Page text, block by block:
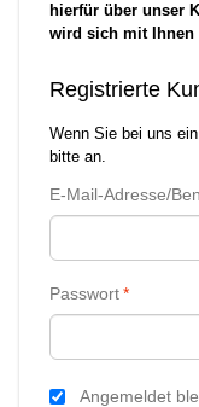
hierfür über unser
wird sich mit Ihnen
Registrierte
Wenn Sie bei uns
bitte an.
E-Mail-Adresse/
*
Passwort
Angemeldet